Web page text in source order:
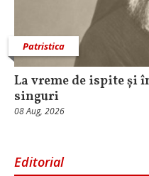
Patristica
La vreme de ispite și
singuri
08 Aug, 2026
Editorial